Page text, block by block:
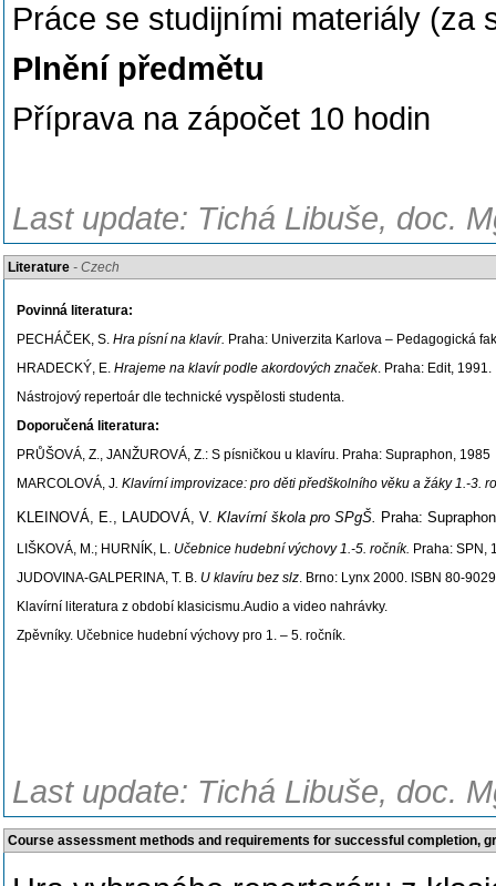
Práce se studijními materiály (za
Plnění předmětu
Příprava na zápočet 10 hodin
Last update: Tichá Libuše, doc.
Literature - Czech
Povinná literatura:
PECHÁČEK, S. Hra písní na klavír. Praha: Univerzita Karlova – Pedagogická
HRADECKÝ, E. Hrajeme na klavír podle akordových značek. Praha: Edit,
Nástrojový repertoár dle technické vyspělosti studenta.
Doporučená literatura:
PRŮŠOVÁ, Z., JANŽUROVÁ, Z.: S písničkou u klavíru. Praha: Supraphon, 1985
MARCOLOVÁ, J. Klavírní improvizace: pro děti předškolního věku a žáky 1.-3.
KLEINOVÁ, E., LAUDOVÁ, V. Klavírní škola pro SPgŠ. Praha:
LIŠKOVÁ, M.; HURNÍK, L. Učebnice hudební výchovy 1.-5. ročník. Praha: SPN,
JUDOVINA-GALPERINA, T. B. U klavíru bez slz. Brno: Lynx 2000. ISBN 80-
Klavírní literatura z období klasicismu.Audio a video nahrávky.
Zpěvníky. Učebnice hudební výchovy pro 1. – 5. ročník.
Last update: Tichá Libuše, doc.
Course assessment methods and requirements for successful completion,